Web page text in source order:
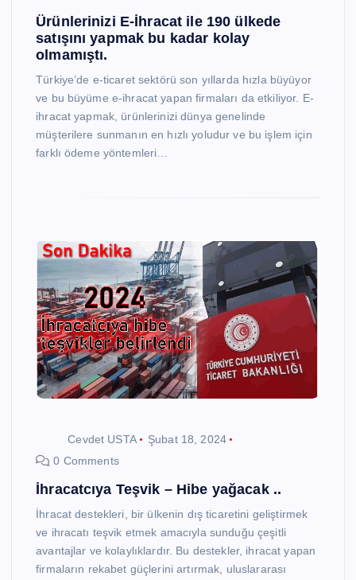
Ürünlerinizi E-İhracat ile 190 ülkede
satışını yapmak bu kadar kolay
olmamıştı.
Türkiye’de e-ticaret sektörü son yıllarda hızla büyüyor
ve bu büyüme e-ihracat yapan firmaları da etkiliyor. E-
ihracat yapmak, ürünlerinizi dünya genelinde
müşterilere sunmanın en hızlı yoludur ve bu işlem için
farklı ödeme yöntemleri…
Cevdet USTA
Şubat 18, 2024
0 Comments
İhracatcıya Teşvik – Hibe yağacak ..
İhracat destekleri, bir ülkenin dış ticaretini geliştirmek
ve ihracatı teşvik etmek amacıyla sunduğu çeşitli
avantajlar ve kolaylıklardır. Bu destekler, ihracat yapan
firmaların rekabet güçlerini artırmak, uluslararası